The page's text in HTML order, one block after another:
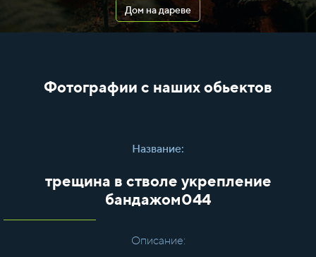
Дом на дареве
Фотографии с наших обьектов
Название:
трещина в стволе укрепление
бандажом044
Описание: